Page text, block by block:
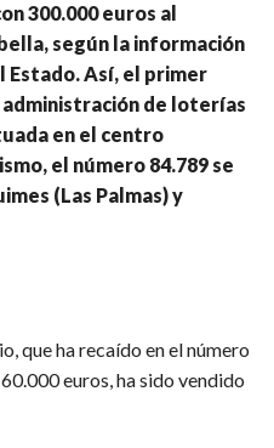
300.000 euros al
según la información
Estado. Así, el primer
administración de loterías
en el centro
el número 84.789 se
(Las Palmas) y
que ha recaído en el número
euros, ha sido vendido